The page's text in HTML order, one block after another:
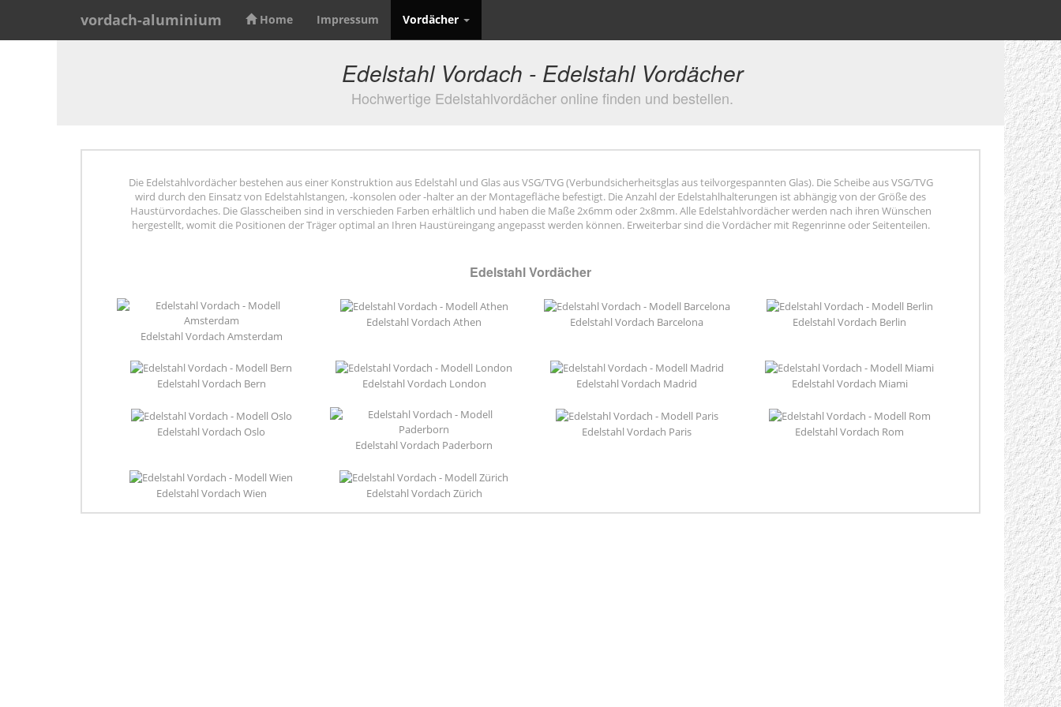
vordach-aluminium Home Impressum Vordächer
Edelstahl Vordach - Edelstahl Vordächer
Hochwertige Edelstahlvordächer online finden und bestellen.
Die Edelstahlvordächer bestehen aus einer Konstruktion aus Edelstahl und Glas aus VSG/TVG (Verbundsicherheitsglas aus teilvorgespannten Glas). Die Scheibe aus VSG/TVG
wird durch den Einsatz von Edelstahlstangen, -konsolen oder -halter an der Montagefläche befestigt. Die Anzahl der Edelstahlhalterungen ist abhängig von der Größe des
Haustürvordaches. Die Glasscheiben sind in verschieden Farben erhältlich und haben die Maße 2x6mm oder 2x8mm. Alle Edelstahlvordächer werden nach ihren Wünschen
hergestellt, womit die Positionen der Träger optimal an Ihren Haustüreingang angepasst werden können. Erweiterbar sind die Vordächer mit Regenrinne oder Seitenteilen.
Edelstahl Vordächer
Edelstahl Vordach Amsterdam
Edelstahl Vordach Athen Edelstahl Vordach Barcelona Edelstahl Vordach Berlin
Edelstahl Vordach Bern Edelstahl Vordach London Edelstahl Vordach Madrid Edelstahl Vordach Miami
Edelstahl Vordach Oslo
Edelstahl Vordach Paderborn
Edelstahl Vordach Paris Edelstahl Vordach Rom
Edelstahl Vordach Wien Edelstahl Vordach Zürich